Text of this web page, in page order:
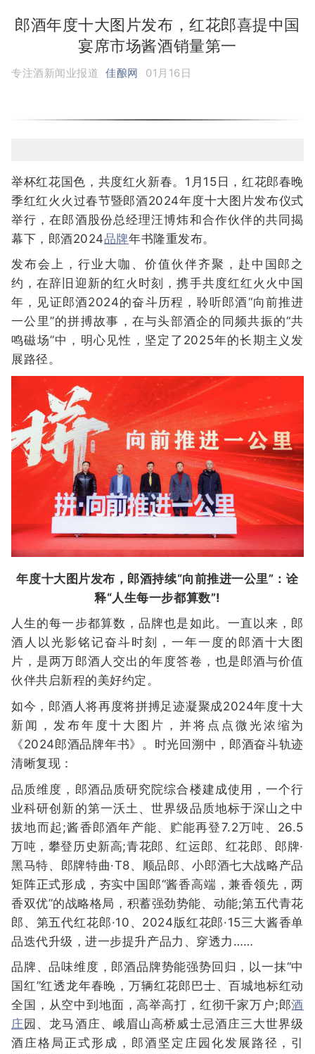
郎酒年度十大图片发布，红花郎喜提中国
宴席市场酱酒销量第一
专注酒新闻业报道 佳酿网 01月16日
举杯红花国色，共度红火新春。1月15日，红花郎春晚
季红红火火过春节暨郎酒2024年度十大图片发布仪式
举行，在郎酒股份总经理汪博炜和合作伙伴的共同揭
幕下，郎酒2024品牌年书隆重发布。
发布会上，行业大咖、价值伙伴齐聚，赴中国郎之
约，在辞旧迎新的红火时刻，携手共度红红火火中国
年，见证郎酒2024的奋斗历程，聆听郎酒“向前推进
一公里”的拼搏故事，在与头部酒企的同频共振的“共
鸣磁场”中，明心见性，坚定了2025年的长期主义发
展路径。
年度十大图片发布，郎酒持续“向前推进一公里”：诠
释“人生每一步都算数”!
人生的每一步都算数，品牌也是如此。一直以来，郎
酒人以光影铭记奋斗时刻，一年一度的郎酒十大图
片，是两万郎酒人交出的年度答卷，也是郎酒与价值
伙伴共启新程的美好约定。
如今，郎酒人将再度将拼搏足迹凝聚成2024年度十大
新闻，发布年度十大图片，并将点点微光浓缩为
《2024郎酒品牌年书》。时光回溯中，郎酒奋斗轨迹
清晰复现：
品质维度，郎酒品质研究院综合楼建成使用，一个行
业科研创新的第一沃土、世界级品质地标于深山之中
拔地而起;酱香郎酒年产能、贮能再登7.2万吨、26.5
万吨，攀登历史新高;青花郎、红运郎、红花郎、郎牌·
黑马特、郎牌特曲·T8、顺品郎、小郎酒七大战略产品
矩阵正式形成，夯实中国郎“酱香高端，兼香领先，两
香双优”的战略格局，积蓄强劲势能、动能;第五代青花
郎、第五代红花郎·10、2024版红花郎·15三大酱香单
品迭代升级，进一步提升产品力、穿透力……
品牌、品味维度，郎酒品牌势能强势回归，以一抹“中
国红”红透龙年春晚，万辆红花郎巴士、百城地标红动
全国，从空中到地面，高举高打，红彻千家万户;郎酒
庄园、龙马酒庄、峨眉山高桥威士忌酒庄三大世界级
酒庄格局正式形成，郎酒坚定庄园化发展路径，引